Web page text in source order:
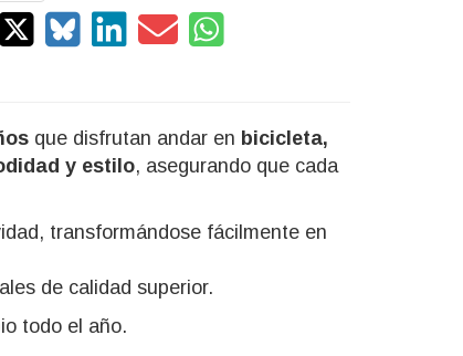
que disfrutan andar en bicicleta,
y estilo, asegurando que cada
transformándose fácilmente en
de calidad superior.
todo el año.